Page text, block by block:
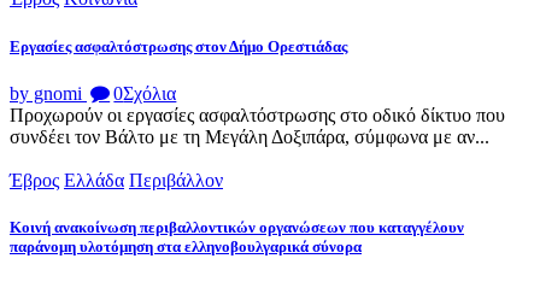
Εργασίες ασφαλτόστρωσης στον Δήμο Ορεστιάδας
by gnomi 0Σχόλια
Προχωρούν οι εργασίες ασφαλτόστρωσης στο οδικό δίκτυο που
συνδέει τον Βάλτο με τη Μεγάλη Δοξιπάρα, σύμφωνα με αν...
Έβρος Ελλάδα Περιβάλλον
Κοινή ανακοίνωση περιβαλλοντικών οργανώσεων που καταγγέλουν
παράνομη υλοτόμηση στα ελληνοβουλγαρικά σύνορα